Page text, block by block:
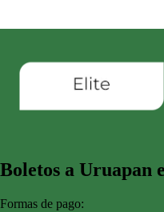
Boletos a Uruapan
Formas de pago: